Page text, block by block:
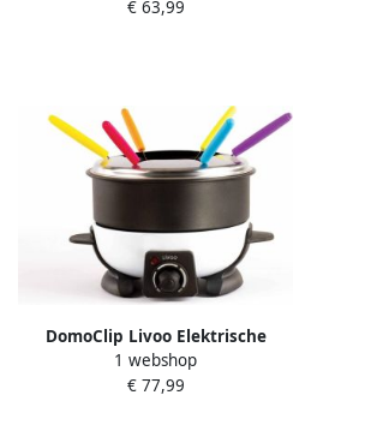
Koelbestendige Handgrepen
€ 63,99
DomoClip Livoo Elektrische
fondueset DOC106 6 personen
1.6 L 500 Watt
1 webshop
€ 77,99